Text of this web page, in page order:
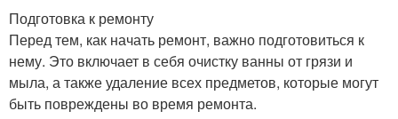
Подготовка к ремонту
Перед тем, как начать ремонт, важно подготовиться к
нему. Это включает в себя очистку ванны от грязи и
мыла, а также удаление всех предметов, которые могут
быть повреждены во время ремонта.